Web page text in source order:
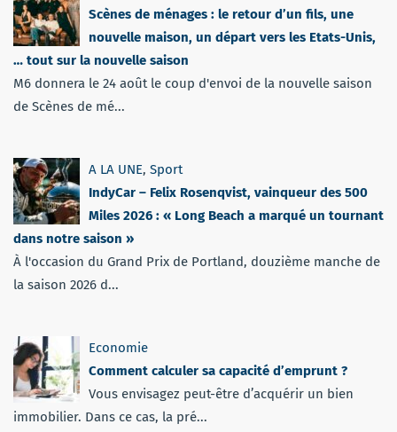
Scènes de ménages : le retour d’un fils, une
nouvelle maison, un départ vers les Etats-Unis,
… tout sur la nouvelle saison
M6 donnera le 24 août le coup d'envoi de la nouvelle saison
de Scènes de mé...
A LA UNE, Sport
IndyCar – Felix Rosenqvist, vainqueur des 500
Miles 2026 : « Long Beach a marqué un tournant
dans notre saison »
À l'occasion du Grand Prix de Portland, douzième manche de
la saison 2026 d...
Economie
Comment calculer sa capacité d’emprunt ?
Vous envisagez peut-être d’acquérir un bien
immobilier. Dans ce cas, la pré...